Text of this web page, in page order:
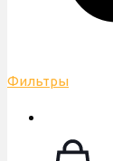
Фильтры